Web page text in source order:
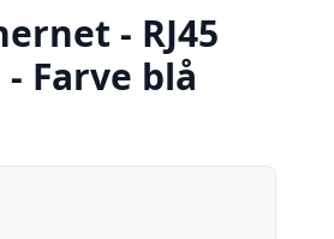
- RJ45
Farve blå